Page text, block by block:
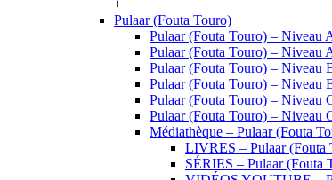
+
Pulaar (Fouta Touro)
Pulaar (Fouta Touro) – Niveau
Pulaar (Fouta Touro) – Niveau
Pulaar (Fouta Touro) – Niveau
Pulaar (Fouta Touro) – Niveau
Pulaar (Fouta Touro) – Niveau
Pulaar (Fouta Touro) – Niveau
Médiathèque – Pulaar (Fouta
LIVRES – Pulaar (Fouta
SÉRIES – Pulaar (Fouta